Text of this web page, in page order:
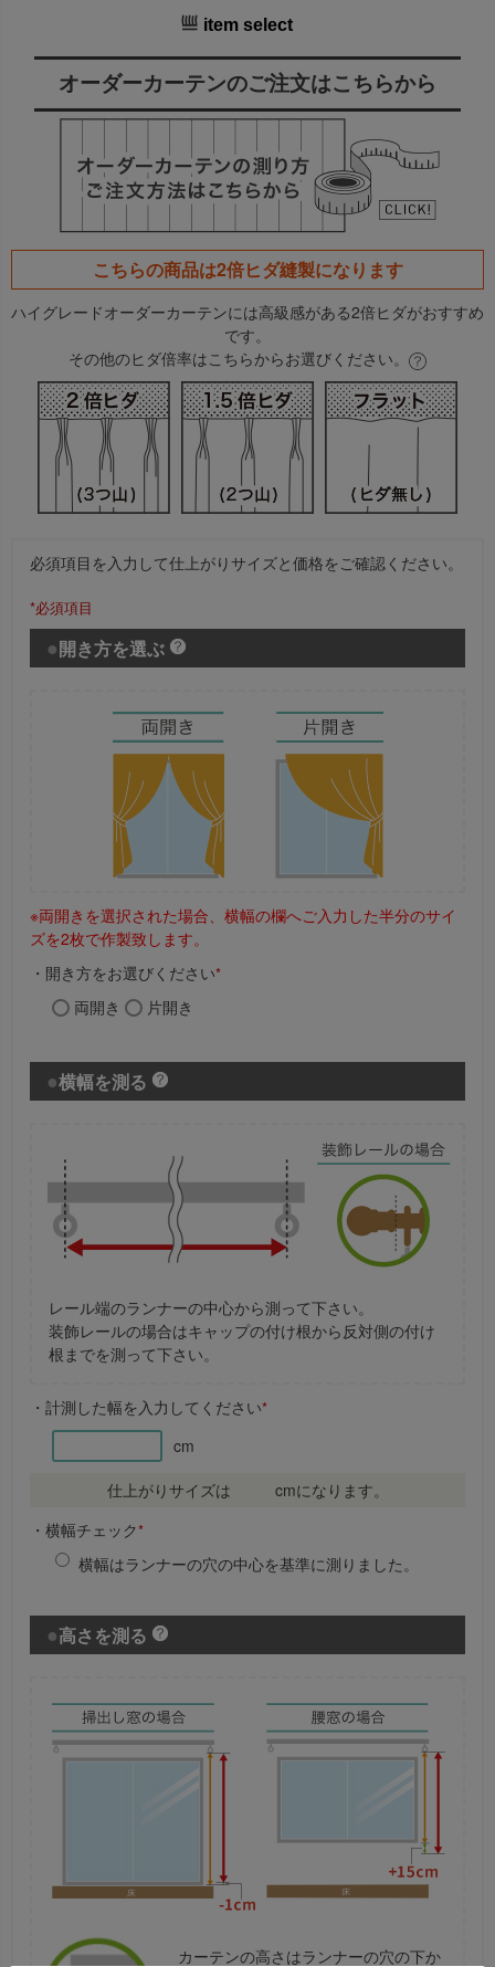
item select
オーダーカーテンのご注文はこちらから
こちらの商品は2倍ヒダ縫製になります
ハイグレードオーダーカーテンには高級感がある2倍ヒダがおすすめ
です。
その他のヒダ倍率はこちらからお選びください。
必須項目を入力して仕上がりサイズと価格をご確認ください。
*必須項目
開き方を選ぶ
※両開きを選択された場合、横幅の欄へご入力した半分のサイ
ズを2枚で作製致します。
・開き方をお選びください*
両開き 片開き
横幅を測る
レール端のランナーの中心から測って下さい。
装飾レールの場合はキャップの付け根から反対側の付け
根までを測って下さい。
・計測した幅を入力してください*
cm
仕上がりサイズは
cmになります。
・横幅チェック*
横幅はランナーの穴の中心を基準に測りました。
高さを測る
カーテンの高さはランナーの穴の下か